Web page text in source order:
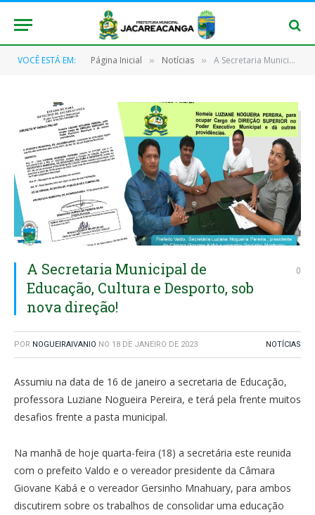
VOCÊ ESTÁ EM: Página Inicial » Notícias » A Secretaria Municipal de Educação, Cultura e Desporto, sob nova direção!
A Secretaria Municipal de
Educação, Cultura e Desporto, sob
nova direção!
0
POR NOGUEIRAIVANIO NO 18 DE JANEIRO DE 2023 NOTÍCIAS
Assumiu na data de 16 de janeiro a secretaria de Educação,
professora Luziane Nogueira Pereira, e terá pela frente muitos
desafios frente a pasta municipal.
Na manhã de hoje quarta-feira (18) a secretária este reunida
com o prefeito Valdo e o vereador presidente da Câmara
Giovane Kabá e o vereador Gersinho Mnahuary, para ambos
discutirem sobre os trabalhos de consolidar uma educação